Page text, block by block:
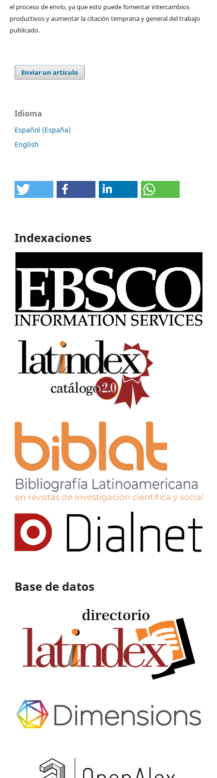
el proceso de envío, ya que esto puede fomentar intercambios
productivos y aumentar la citación temprana y general del trabajo
publicado.
Enviar un artículo
Idioma
Español (España)
English
Indexaciones
Base de datos